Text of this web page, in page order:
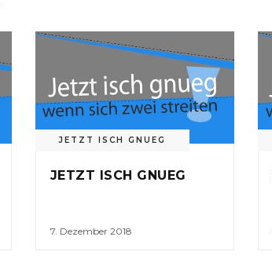
JETZT ISCH GNUEG
JETZT ISCH GNUEG
7. Dezember 2018